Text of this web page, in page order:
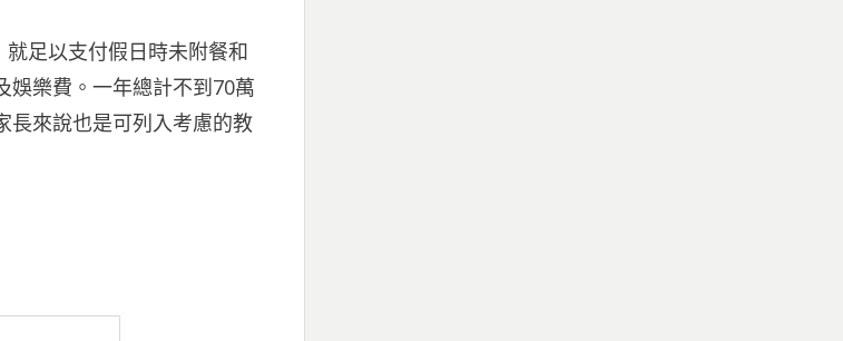
足以支付假日時未附餐和
娛樂費。一年總計不到70萬
長來說也是可列入考慮的教